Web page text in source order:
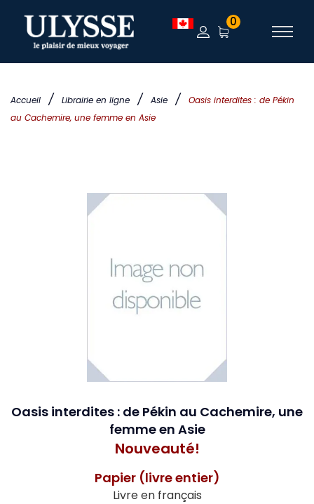
Accueil / Librairie en ligne / Asie /
Oasis interdites : de Pékin
au Cachemire, une femme en Asie
0
Oasis interdites : de Pékin au Cachemire, une
femme en Asie
Nouveauté!
Papier (livre entier)
Livre en français